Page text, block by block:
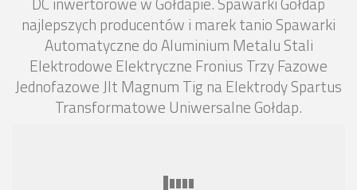
najlepszych producentów i marek tanio Spawarki
Automatyczne do Aluminium Metalu Stali
Elektrodowe Elektryczne Fronius Trzy Fazowe
Jednofazowe Jlt Magnum Tig na Elektrody Spartus
Transformatowe Uniwersalne Gołdap.